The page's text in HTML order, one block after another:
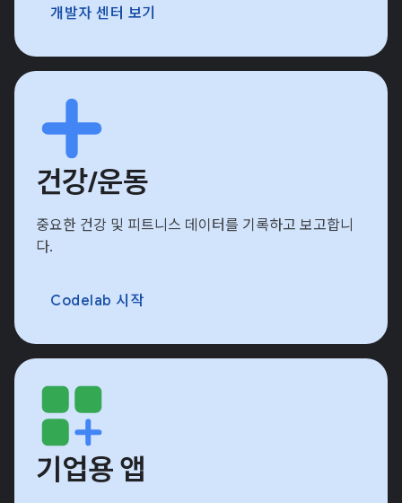
개발자 센터 보기
건강/운동
중요한 건강 및 피트니스 데이터를 기록하고 보고합니
다.
Codelab 시작
기업용 앱